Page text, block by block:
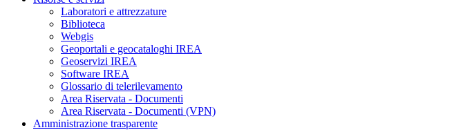
Laboratori e attrezzature
Biblioteca
Webgis
Geoportali e geocataloghi IREA
Geoservizi IREA
Software IREA
Glossario di telerilevamento
Area Riservata - Documenti
Area Riservata - Documenti (VPN)
Amministrazione trasparente